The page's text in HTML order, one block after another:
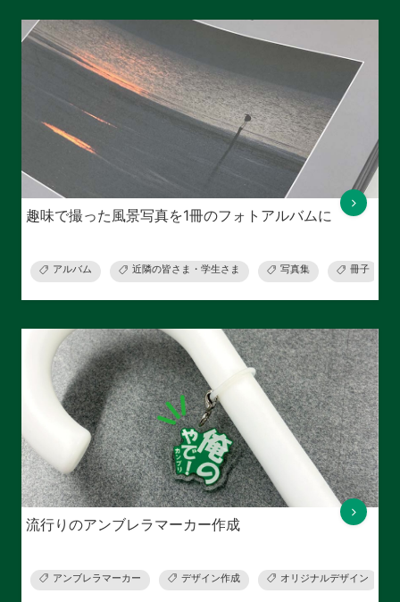
趣味で撮った風景写真を1冊のフォトアルバムに
アルバム 近隣の皆さま・学生さま 写真集 冊子
流行りのアンブレラマーカー作成
アンブレラマーカー デザイン作成 オリジナルデザイン